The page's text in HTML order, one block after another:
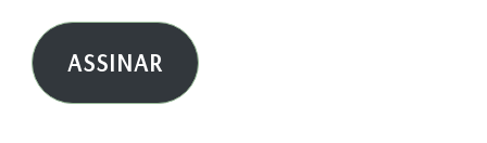
e-
mail ASSINAR